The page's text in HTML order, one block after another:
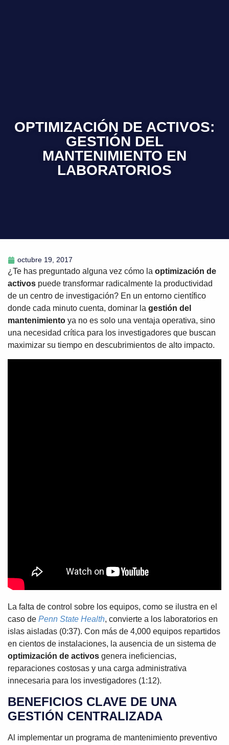
OPTIMIZACIÓN DE ACTIVOS:
GESTIÓN DEL
MANTENIMIENTO EN
LABORATORIOS
octubre 19, 2017
¿Te has preguntado alguna vez cómo la optimización de
activos puede transformar radicalmente la productividad
de un centro de investigación? En un entorno científico
donde cada minuto cuenta, dominar la gestión del
mantenimiento ya no es solo una ventaja operativa, sino
una necesidad crítica para los investigadores que buscan
maximizar su tiempo en descubrimientos de alto impacto.
La falta de control sobre los equipos, como se ilustra en el
caso de Penn State Health, convierte a los laboratorios en
islas aisladas (0:37). Con más de 4,000 equipos repartidos
en cientos de instalaciones, la ausencia de un sistema de
optimización de activos genera ineficiencias,
reparaciones costosas y una carga administrativa
innecesaria para los investigadores (1:12).
BENEFICIOS CLAVE DE UNA
GESTIÓN CENTRALIZADA
Al implementar un programa de mantenimiento preventivo